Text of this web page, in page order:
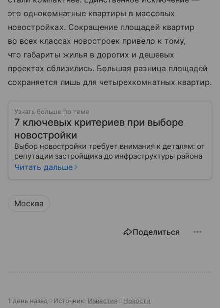
это однокомнатные квартиры в массовых
новостройках. Сокращение площадей квартир
во всех классах новостроек привело к тому,
что габариты жилья в дорогих и дешевых
проектах сблизились. Большая разница площадей
сохраняется лишь для четырехкомнатных квартир.
Узнать больше по теме
7 ключевых критериев при выборе
новостройки
Выбор новостройки требует внимания к деталям: от
репутации застройщика до инфраструктуры района
Читать дальше
Москва
Поделиться
1 день назад Источник: Известия Новости